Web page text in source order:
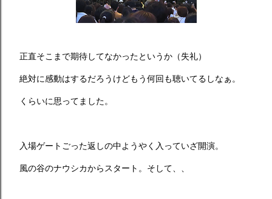
正直そこまで期待してなかったというか（失礼）
絶対に感動はするだろうけどもう何回も聴いてるしなぁ。
くらいに思ってました。
入場ゲートごった返しの中ようやく入っていざ開演。
風の谷のナウシカからスタート。そして、、